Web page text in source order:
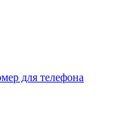
для телефона